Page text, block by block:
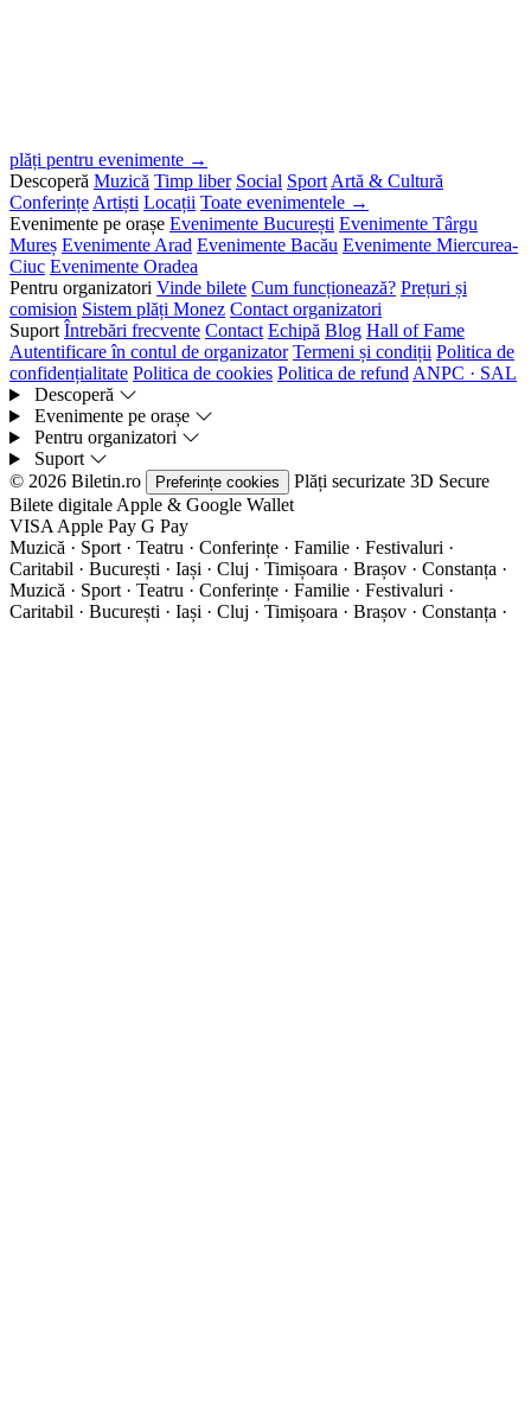
plăți pentru evenimente →
Descoperă Muzică Timp liber Social Sport Artă & Cultură
Conferințe Artiști Locații Toate evenimentele →
Evenimente pe orașe Evenimente București Evenimente Târgu
Mureș Evenimente Arad Evenimente Bacău Evenimente Miercurea-
Ciuc Evenimente Oradea
Pentru organizatori Vinde bilete Cum funcționează? Prețuri și
comision Sistem plăți Monez Contact organizatori
Suport Întrebări frecvente Contact Echipă Blog Hall of Fame
Autentificare în contul de organizator Termeni și condiții Politica de
confidențialitate Politica de cookies Politica de refund ANPC · SAL
Descoperă
Evenimente pe orașe
Pentru organizatori
Suport
© 2026 Biletin.ro
Preferințe cookies Plăți securizate 3D Secure
Bilete digitale Apple & Google Wallet
VISA Apple Pay G Pay
Muzică · Sport · Teatru · Conferințe · Familie · Festivaluri ·
Caritabil · București · Iași · Cluj · Timișoara · Brașov · Constanța ·
Muzică · Sport · Teatru · Conferințe · Familie · Festivaluri ·
Caritabil · București · Iași · Cluj · Timișoara · Brașov · Constanța ·